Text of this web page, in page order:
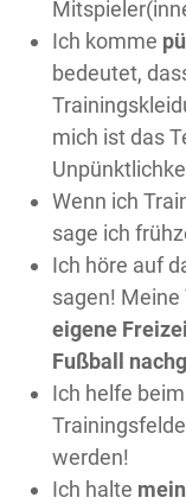
Ich komme
bedeutet,
mich ist das
Wenn ich
sage ich
Ich höre auf
sagen! Meine
eigene
Fußball
Ich helfe
werden!
Ich halte mein